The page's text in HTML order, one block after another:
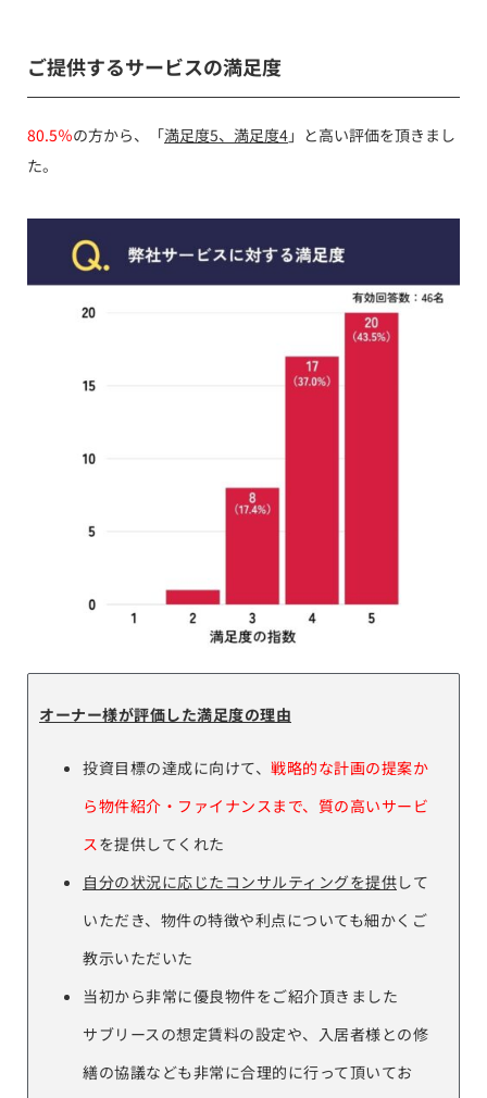
ご提供するサービスの満足度
80.5％の方から、「満足度5、満足度4」と高い評価を頂きまし
た。
オーナー様が評価した満足度の理由
投資目標の達成に向けて、 戦略的な計画の提案か
ら物件紹介・ファイナンスまで、質の高いサービ
スを提供してくれた
自分の状況に応じたコンサルティングを提供して
いただき、物件の特徴や利点についても細かくご
教示いただいた
当初から非常に優良物件をご紹介頂きました
サブリースの想定賃料の設定や、入居者様との修
繕の協議なども非常に合理的に行って頂いてお